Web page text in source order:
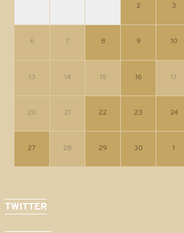
2 3
6 7 8 9 10
13 14 15 16 17
20 21 22 23 24
27 28 29 30 1
TWITTER